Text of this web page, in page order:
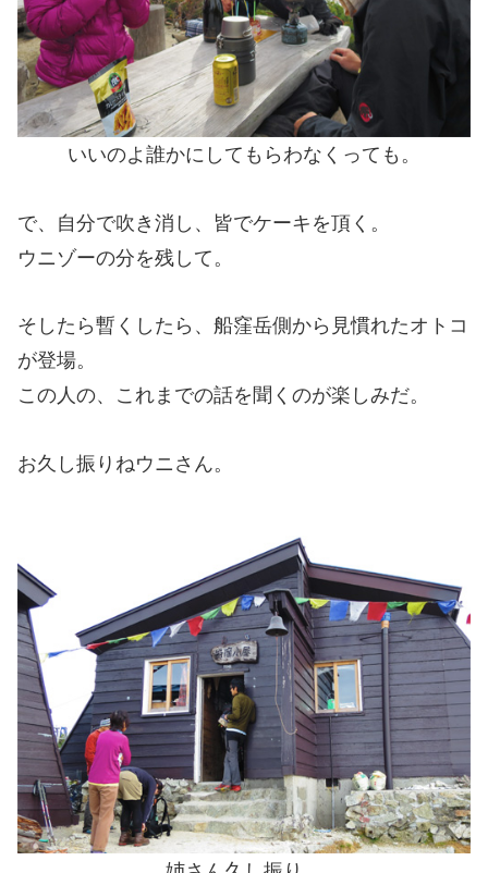
いいのよ誰かにしてもらわなくっても。
で、自分で吹き消し、皆でケーキを頂く。
ウニゾーの分を残して。
そしたら暫くしたら、船窪岳側から見慣れたオトコ
が登場。
この人の、これまでの話を聞くのが楽しみだ。
お久し振りねウニさん。